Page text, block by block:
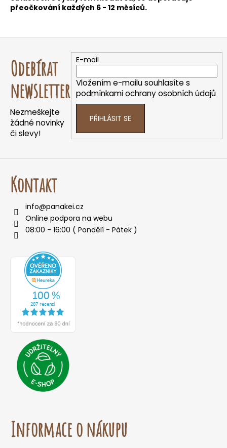
přeočkování každých 6 - 12 měsíců.
o
o
u
č
u
j
e
m
e
Odebírat
newsletter
Nezmeškejte
žádné novinky
či slevy!
E-mail
Vložením e-mailu souhlasíte s
podmínkami ochrany osobních údajů
PŘIHLÁSIT SE
Kontakt
info@panakei.cz
Online podpora na webu
08:00 - 16:00 ( Pondělí - Pátek )
Informace o nákupu